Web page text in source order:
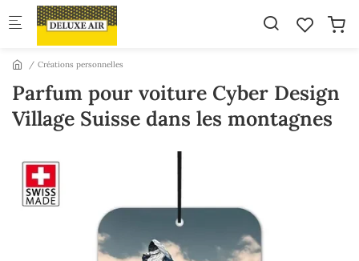
Skip to main content
Créations personnelles
Parfum pour voiture Cyber Design
Village Suisse dans les montagnes